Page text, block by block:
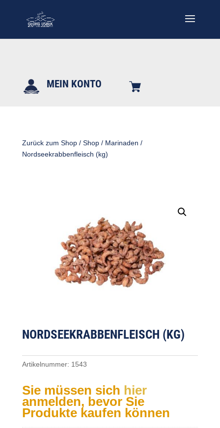
MEIN KONTO
Zurück zum Shop/ Shop/ Marinaden /
Nordseekrabbenfleisch (kg)
NORDSEEKRABBENFLEISCH (KG)
Artikelnummer: 1543
Sie müssen sich hier
anmelden, bevor Sie
Produkte kaufen können